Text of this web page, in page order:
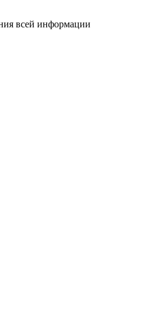
всей информации